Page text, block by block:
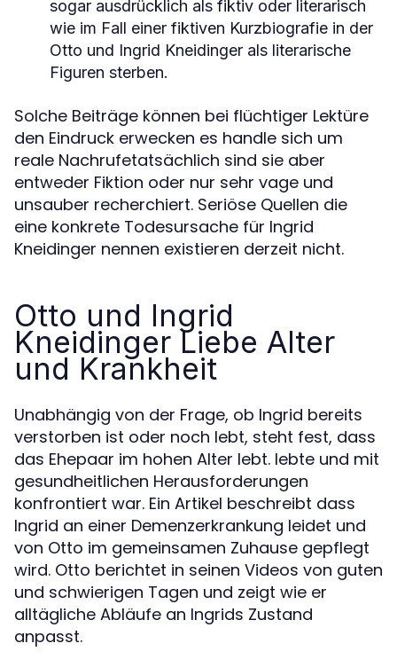
sogar ausdrücklich als fiktiv oder literarisch
wie im Fall einer fiktiven Kurzbiografie in der
Otto und Ingrid Kneidinger als literarische
Figuren sterben.
Solche Beiträge können bei flüchtiger Lektüre
den Eindruck erwecken es handle sich um
reale Nachrufetatsächlich sind sie aber
entweder Fiktion oder nur sehr vage und
unsauber recherchiert. Seriöse Quellen die
eine konkrete Todesursache für Ingrid
Kneidinger nennen existieren derzeit nicht.
Otto und Ingrid
Kneidinger Liebe Alter
und Krankheit
Unabhängig von der Frage, ob Ingrid bereits
verstorben ist oder noch lebt, steht fest, dass
das Ehepaar im hohen Alter lebt. lebte und mit
gesundheitlichen Herausforderungen
konfrontiert war. Ein Artikel beschreibt dass
Ingrid an einer Demenzerkrankung leidet und
von Otto im gemeinsamen Zuhause gepflegt
wird. Otto berichtet in seinen Videos von guten
und schwierigen Tagen und zeigt wie er
alltägliche Abläufe an Ingrids Zustand
anpasst.